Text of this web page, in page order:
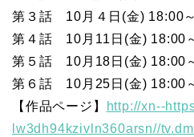
第３話 10月４日(金) 18:00～
第４話 10月11日(金) 18:00
第５話 10月18日(金) 18:00
第６話 10月25日(金) 18:00
【作品ページ】
http://xn--
lw3dh94kzivln360arsn//